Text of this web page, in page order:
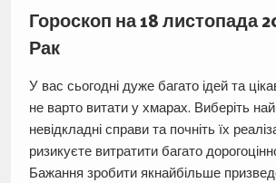
Гороскоп на 18 листопада
Рак
У вас сьогодні дуже багато ідей та
не варто витати у хмарах. Виберіть
невідкладні справи та почніть їх
ризикуєте витратити багато
Бажання зробити якнайбільше